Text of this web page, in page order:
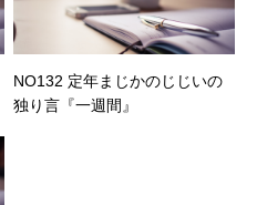
NO132 定年まじかのじじいの
独り言『一週間』